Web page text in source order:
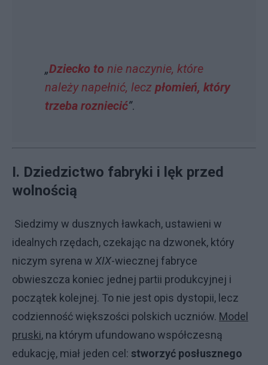
„Dziecko to nie naczynie, które
należy napełnić, lecz płomień, który
trzeba rozniecić”.
I. Dziedzictwo fabryki i lęk przed
wolnością
Siedzimy w dusznych ławkach, ustawieni w
idealnych rzędach, czekając na dzwonek, który
niczym syrena w XIX-wiecznej fabryce
obwieszcza koniec jednej partii produkcyjnej i
początek kolejnej. To nie jest opis dystopii, lecz
codzienność większości polskich uczniów. Model
pruski, na którym ufundowano współczesną
edukację, miał jeden cel: stworzyć posłusznego